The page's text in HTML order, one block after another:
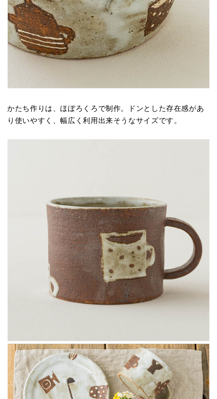
かたち作りは、ほぼろくろで制作。ドンとした存在感があ
り使いやすく、幅広く利用出来そうなサイズです。